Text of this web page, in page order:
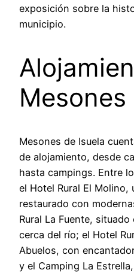
exposición sobre la
municipio.
Mesones
Mesones de Isuela
de alojamiento, desde
hasta campings. Entre
el Hotel Rural El Molino,
restaurado con
Rural La Fuente,
cerca del río; el Hotel
Abuelos, con
y el Camping La